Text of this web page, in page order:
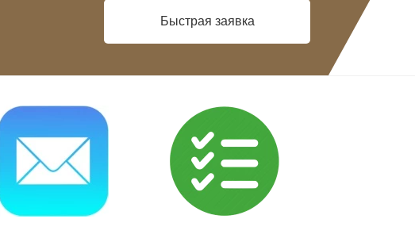
Быстрая заявка